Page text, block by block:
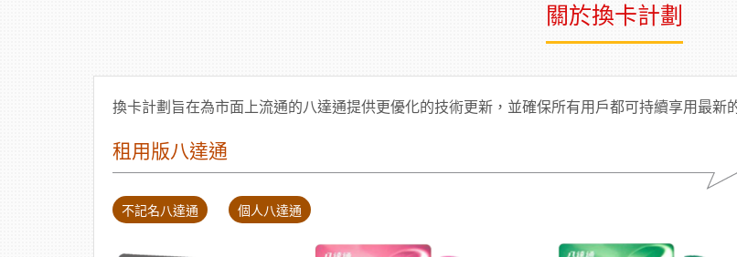
關於換卡計劃
換卡計劃旨在為市面上流通的八達通提供更優化的技術更新，並確保所有用戶都可持續享用最新
租用版八達通
不記名八達通 個人八達通